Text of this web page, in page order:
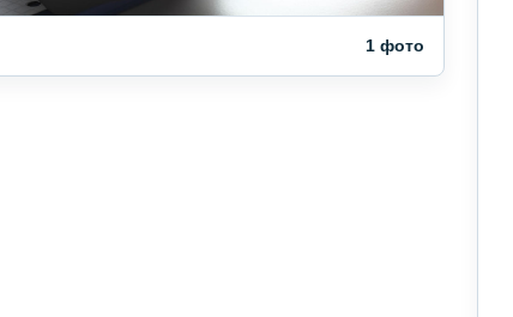
1 фото